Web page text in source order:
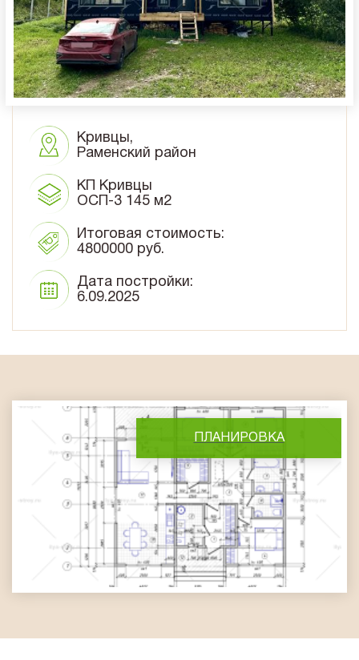
Кривцы,
Раменский район
КП Кривцы
ОСП-3 145 м2
Итоговая стоимость:
4800000 руб.
Дата постройки:
6.09.2025
ПЛАНИРОВКА
10x8
10x10
Плоская крыша
Сауна